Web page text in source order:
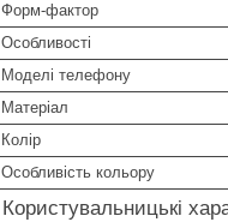
Форм-фактор
Особливості
Моделі телефону
Матеріал
Колір
Особливість кольору
Користувальницькі